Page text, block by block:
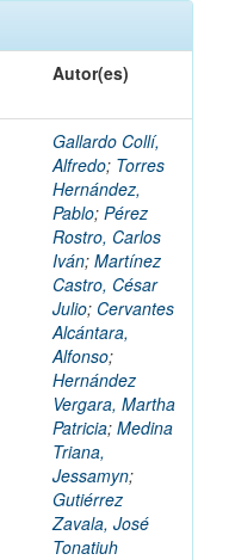
Autor(es)
Gallardo Collí,
Alfredo; Torres
Hernández,
Pablo; Pérez
Rostro, Carlos
Iván; Martínez
Castro, César
Julio; Cervantes
Alcántara,
Alfonso;
Hernández
Vergara, Martha
Patricia; Medina
Triana,
Jessamyn;
Gutiérrez
Zavala, José
Tonatiuh